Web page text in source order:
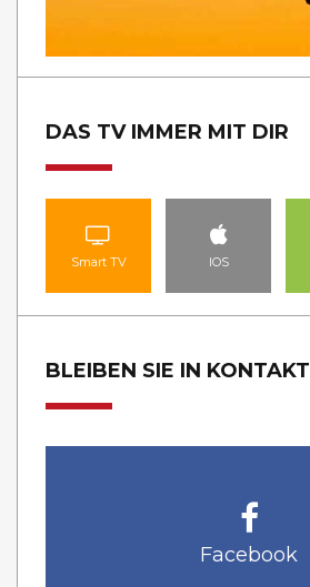
DAS TV IMMER MIT DIR
Smart TV IOS
BLEIBEN SIE IN KONTAKT
Facebook